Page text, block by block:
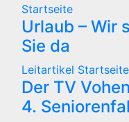
Startseite
Urlaub – Wir
Sie da
Leitartikel Startseite
Der TV
4.